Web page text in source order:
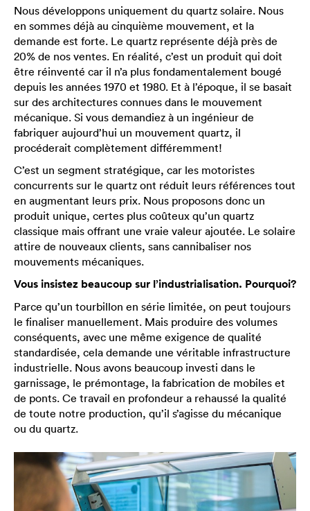
Nous développons uniquement du quartz solaire. Nous
en sommes déjà au cinquième mouvement, et la
demande est forte. Le quartz représente déjà près de
20% de nos ventes. En réalité, c’est un produit qui doit
être réinventé car il n’a plus fondamentalement bougé
depuis les années 1970 et 1980. Et à l’époque, il se basait
sur des architectures connues dans le mouvement
mécanique. Si vous demandiez à un ingénieur de
fabriquer aujourd’hui un mouvement quartz, il
procéderait complètement différemment!
C’est un segment stratégique, car les motoristes
concurrents sur le quartz ont réduit leurs références tout
en augmentant leurs prix. Nous proposons donc un
produit unique, certes plus coûteux qu’un quartz
classique mais offrant une vraie valeur ajoutée. Le solaire
attire de nouveaux clients, sans cannibaliser nos
mouvements mécaniques.
Vous insistez beaucoup sur l’industrialisation. Pourquoi?
Parce qu’un tourbillon en série limitée, on peut toujours
le finaliser manuellement. Mais produire des volumes
conséquents, avec une même exigence de qualité
standardisée, cela demande une véritable infrastructure
industrielle. Nous avons beaucoup investi dans le
garnissage, le prémontage, la fabrication de mobiles et
de ponts. Ce travail en profondeur a rehaussé la qualité
de toute notre production, qu’il s’agisse du mécanique
ou du quartz.